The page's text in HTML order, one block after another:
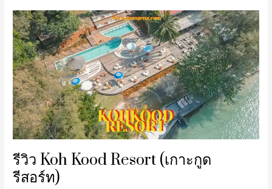
รีวิว Koh Kood Resort (เกาะกูด
รีสอร์ท)
รีวิว
Koh
Kood
Resort
(เกาะ
กูด
รีสอร์ท)